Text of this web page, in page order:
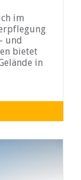
im
und
bietet
in